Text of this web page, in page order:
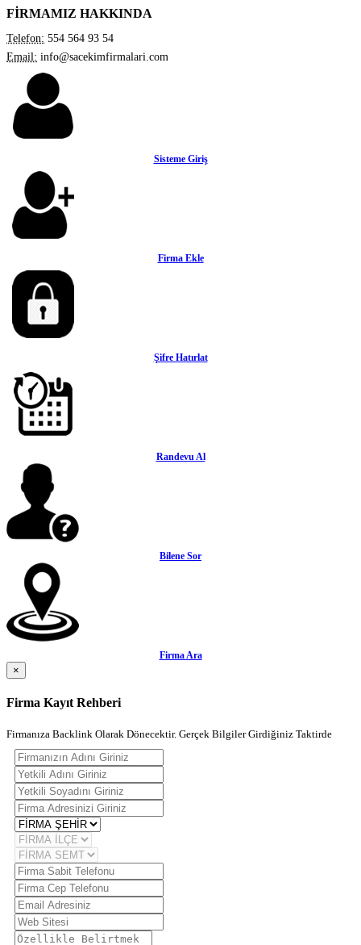
FİRMAMIZ HAKKINDA
Telefon: 554 564 93 54
Email: info@sacekimfirmalari.com
Sisteme Giriş
Firma Ekle
Şifre Hatırlat
Randevu Al
Bilene Sor
Firma Ara
×
Firma Kayıt Rehberi
Firmanıza Backlink Olarak Dönecektir. Gerçek Bilgiler Girdiğiniz Taktirde